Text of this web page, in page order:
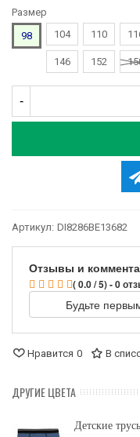
Размер
98
104 110
146 152
-
Артикул: DI8286BE13682
Отзывы и
( 0.0 / 5) - 0
Будьте
Нравится 0 В
ДРУГИЕ ЦВЕТА
Детские